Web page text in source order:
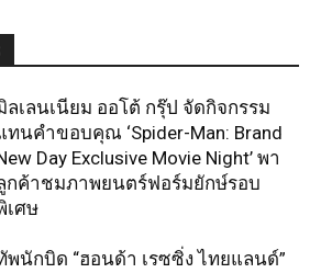
ลเลนเนียม ออโต้ กรุ๊ป จัดกิจกรรม
ทนคำขอบคุณ ‘Spider-Man: Brand
Day Exclusive Movie Night’ พา
กค้าชมภาพยนตร์ฟอร์มยักษ์รอบ
เศษ
พนักบิด “ฮอนด้า เรซซิ่ง ไทยแลนด์”